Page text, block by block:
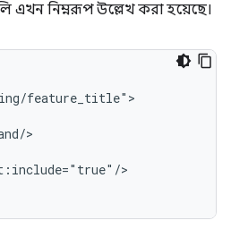
এখন নিম্নরূপ উল্লেখ করা হয়েছে।
>